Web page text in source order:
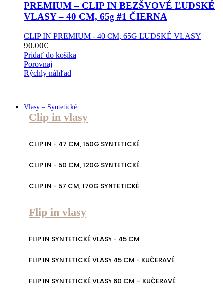
PREMIUM – CLIP IN BEZŠVOVÉ ĽUDSKÉ
VLASY – 40 CM, 65g #1 ČIERNA
CLIP IN PREMIUM - 40 CM, 65G ĽUDSKÉ VLASY
90.00€
Pridať do košíka
Porovnaj
Rýchly náhľad
Vlasy – Syntetické
Clip in vlasy
CLIP IN - 47 CM, 150G SYNTETICKÉ
CLIP IN - 50 CM, 120G SYNTETICKÉ
CLIP IN - 57 CM, 170G SYNTETICKÉ
Flip in vlasy
FLIP IN SYNTETICKÉ VLASY - 45 CM
FLIP IN SYNTETICKÉ VLASY 45 CM - KUČERAVÉ
FLIP IN SYNTETICKÉ VLASY 60 CM – KUČERAVÉ